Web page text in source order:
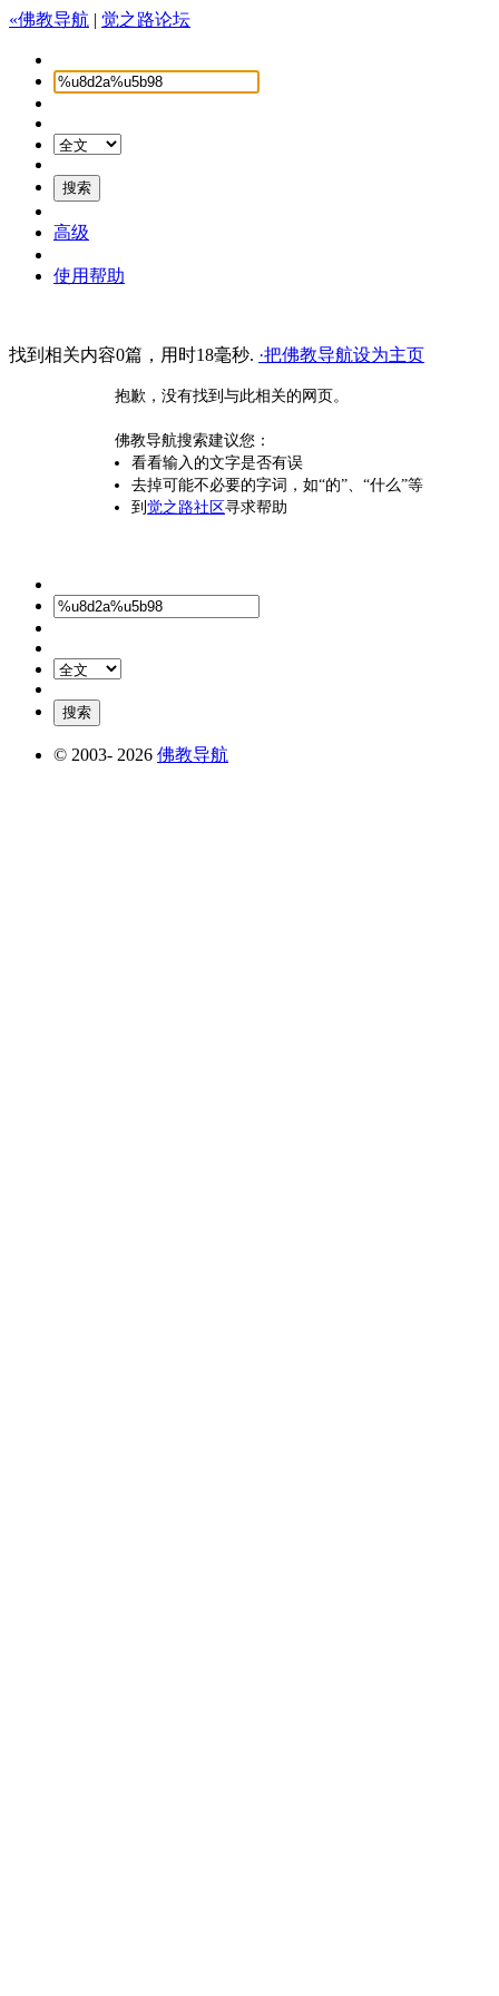
«佛教导航 | 觉之路论坛
高级
使用帮助
找到相关内容0篇，用时18毫秒. ·把佛教导航设为主页
抱歉，没有找到与此相关的网页。
佛教导航搜索建议您：
看看输入的文字是否有误
去掉可能不必要的字词，如“的”、“什么”等
到 觉之路社区寻求帮助
© 2003- 2026 佛教导航